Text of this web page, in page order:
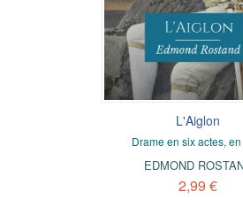
L'Aiglon
Drame en six actes,
EDMOND
2,99 €